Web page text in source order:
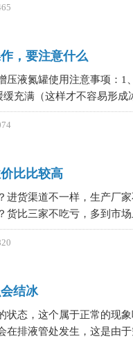
，要注意什么
压液氮罐使用注意事项：
充满（这样才不容易形
比比较高
进货渠道不一样，生产厂
货比三家不吃亏，多到市
结冰
状态，这个属于正常的现
在排液管处发生，这是由